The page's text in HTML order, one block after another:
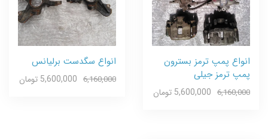
انواع پمپ ترمز بسترون
پمپ ترمز جیلی
6,160,000 5,600,000 تومان
انواع سگدست برلیانس
6,160,000 5,600,000 تومان